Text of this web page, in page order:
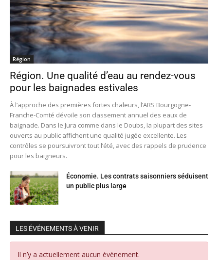
Région
Région. Une qualité d’eau au rendez-vous
pour les baignades estivales
À l’approche des premières fortes chaleurs, l’ARS Bourgogne-
Franche-Comté dévoile son classement annuel des eaux de
baignade. Dans le Jura comme dans le Doubs, la plupart des sites
ouverts au public affichent une qualité jugée excellente. Les
contrôles se poursuivront tout l’été, avec des rappels de prudence
pour les baigneurs.
Économie. Les contrats saisonniers séduisent
un public plus large
LES ÉVÉNEMENTS À VENIR
Il n’y a actuellement aucun évènement.